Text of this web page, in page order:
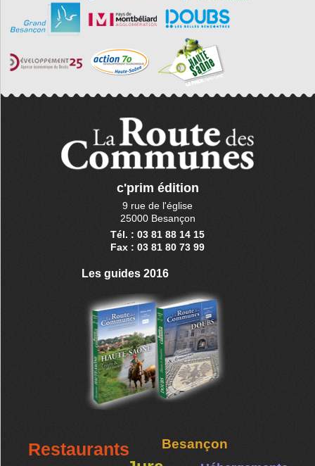
c'prim édition
9 rue de l'église
25000 Besançon
Tél. : 03 81 88 14 15
Fax : 03 81 80 73 99
Les guides 2016
Restaurants Besançon